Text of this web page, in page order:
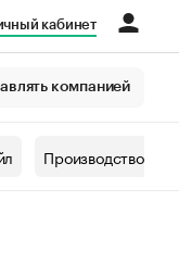
кабинет
компанией
Производство